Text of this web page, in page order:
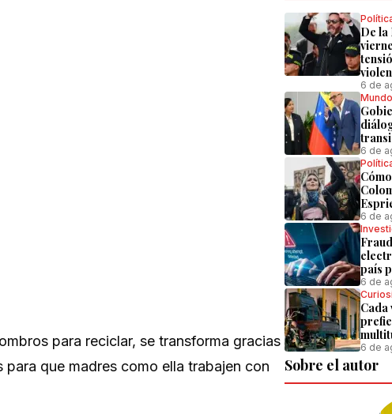
para reciclar, se transforma gracias
que madres como ella trabajen con
De la
6 de
Mundo
6 de
6 de
país
6 de
Cada
6 de
Sobre el autor